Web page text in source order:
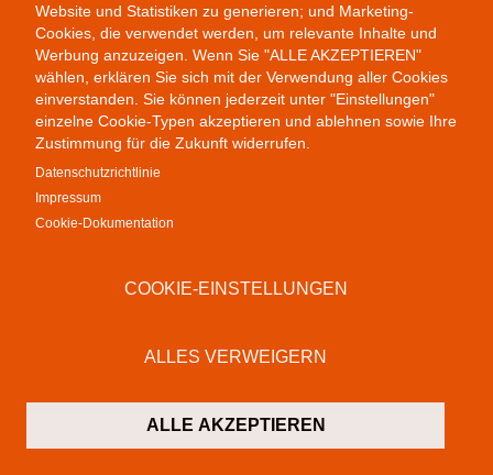
Public Provocations II
Website und Statistiken zu generieren; und Marketing-
Cookies, die verwendet werden, um relevante Inhalte und
Werbung anzuzeigen. Wenn Sie "ALLE AKZEPTIEREN"
wählen, erklären Sie sich mit der Verwendung aller Cookies
einverstanden. Sie können jederzeit unter "Einstellungen"
einzelne Cookie-Typen akzeptieren und ablehnen sowie Ihre
Zustimmung für die Zukunft widerrufen.
Datenschutzrichtlinie
Impressum
Cookie-Dokumentation
COOKIE-EINSTELLUNGEN
ALLES VERWEIGERN
ALLE AKZEPTIEREN
Schusterinsel 9
F: +49 (0)7621 16 29 46 11